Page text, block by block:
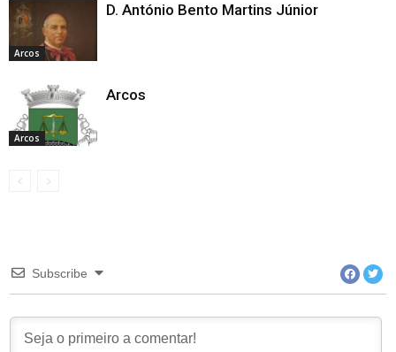
Arcos
D. António Bento Martins Júnior
Arcos
Arcos
Subscribe